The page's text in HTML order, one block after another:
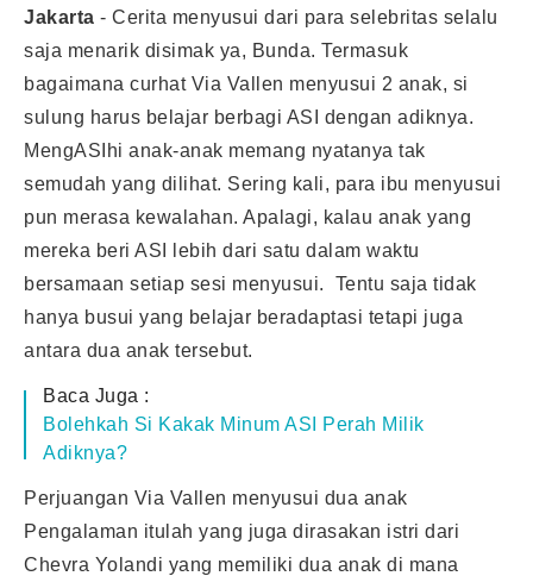
Jakarta - Cerita menyusui dari para selebritas selalu
saja menarik disimak ya, Bunda. Termasuk
bagaimana curhat Via Vallen menyusui 2 anak, si
sulung harus belajar berbagi ASI dengan adiknya.
MengASIhi anak-anak memang nyatanya tak
semudah yang dilihat. Sering kali, para ibu menyusui
pun merasa kewalahan. Apalagi, kalau anak yang
mereka beri ASI lebih dari satu dalam waktu
bersamaan setiap sesi menyusui. Tentu saja tidak
hanya busui yang belajar beradaptasi tetapi juga
antara dua anak tersebut.
Baca Juga :
Bolehkah Si Kakak Minum ASI Perah Milik
Adiknya?
Perjuangan Via Vallen menyusui dua anak
Pengalaman itulah yang juga dirasakan istri dari
Chevra Yolandi yang memiliki dua anak di mana